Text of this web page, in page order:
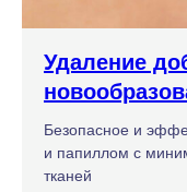
Удаление
Безопасное и
и папиллом с
тканей